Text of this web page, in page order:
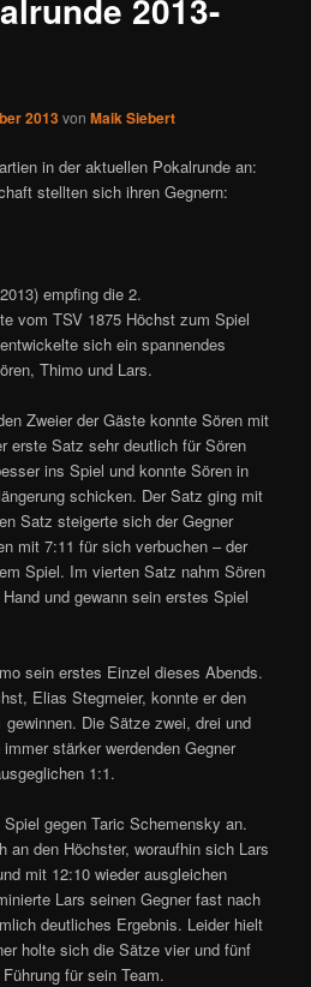
2013-
2013vonMaik Siebert
in der aktuellen Pokalrunde an:
stellten sich ihren Gegnern:
empfing die 2.
vom TSV 1875 Höchst zum Spiel
sich ein spannendes
Thimo und Lars.
Zweier der Gäste konnte Sören mit
erste Satz sehr deutlich für Sören
ins Spiel und konnte Sören in
schicken. Der Satz ging mit
Satz steigerte sich der Gegner
mit 7:11 für sich verbuchen – der
Spiel. Im vierten Satz nahm Sören
und gewann sein erstes Spiel
sein erstes Einzel dieses Abends.
Elias Stegmeier, konnte er den
Die Sätze zwei, drei und
stärker werdenden Gegner
1:1.
gegen Taric Schemensky an.
an den Höchster, woraufhin sich Lars
mit 12:10 wieder ausgleichen
Lars seinen Gegner fast nach
deutliches Ergebnis. Leider hielt
holte sich die Sätze vier und fünf
für sein Team.